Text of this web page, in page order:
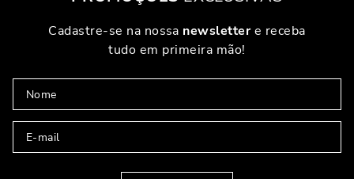
Cadastre-se na nossa newslettere receba
tudo em primeira mão!